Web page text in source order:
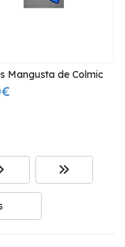
Mangusta de Colmic